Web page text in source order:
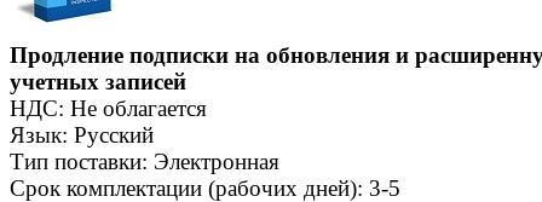
Продление подписки на обновления и
учетных записей
НДС: Не облагается
Язык: Русский
Тип поставки: Электронная
Срок комплектации (рабочих дней): 3-5